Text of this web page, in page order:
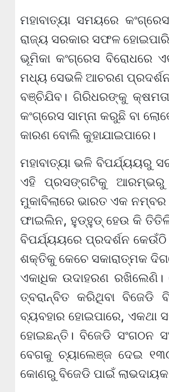
ମହାବାତ୍ୟା ସମୟରେ
ରାଜ୍ୟ ସରକାର ସଫଳ
ଭୂମିକା କଂଗ୍ରେସ ବିରୋଧରେ
ମଧ୍ୟ ସେଭଳି ଆଚରଣ ପ୍ରଦର୍ଶନ
ବଞ୍ଚିଯିବ। ଗିରିଧରଙ୍କୁ
କଂଗ୍ରେସ ସାମ୍ନା କରୁଛି ବା
କାରଣ ବୋଲି କୁହାଯାଇପାରେ।
ମହାବାତ୍ୟା ଭଳି ବିପର୍ଯ୍ୟୟରୁ
ଏହି ପ୍ରସଙ୍ଗଟିକୁ ଆରମ୍ଭରୁ
ମୁକାବିଲାରେ ଭାରତ ଏକ ନମ୍ବର
ଫାଇଲିନ, ହୁଡ୍‌ହୁଡ୍ ହେଉ କି
ବିପର୍ଯ୍ୟୟରେ ପ୍ରଦର୍ଶନ
ଶକ୍ତିକୁ କେଚେ ସକାରାତ୍ମକ
ଏକାଧିକ ଉଦାହରଣ ରଖିଲେଣି।
ତ୍ବରାନ୍ବିତ କରିଥିବା ବିଜେଡି
ବ୍ୟବହାର ହୋଇପାରେ, ଏକଥା
ହୋଇଛନ୍ତି। ବିଜେଡି ସଂଗଠନ
ବେଗକୁ ଚ୍ୟାଲେଞ୍ଜ ଦେଇ
କୋଣରୁ ବିଜେଡି ପାଇଁ ଲାଭଦାୟକ